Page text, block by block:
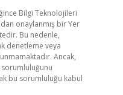
Bilgi Teknolojileri
onaylanmış bir Yer
Bu nedenle,
denetleme veya
Ancak,
sorumluluğunu
bu sorumluluğu kabul